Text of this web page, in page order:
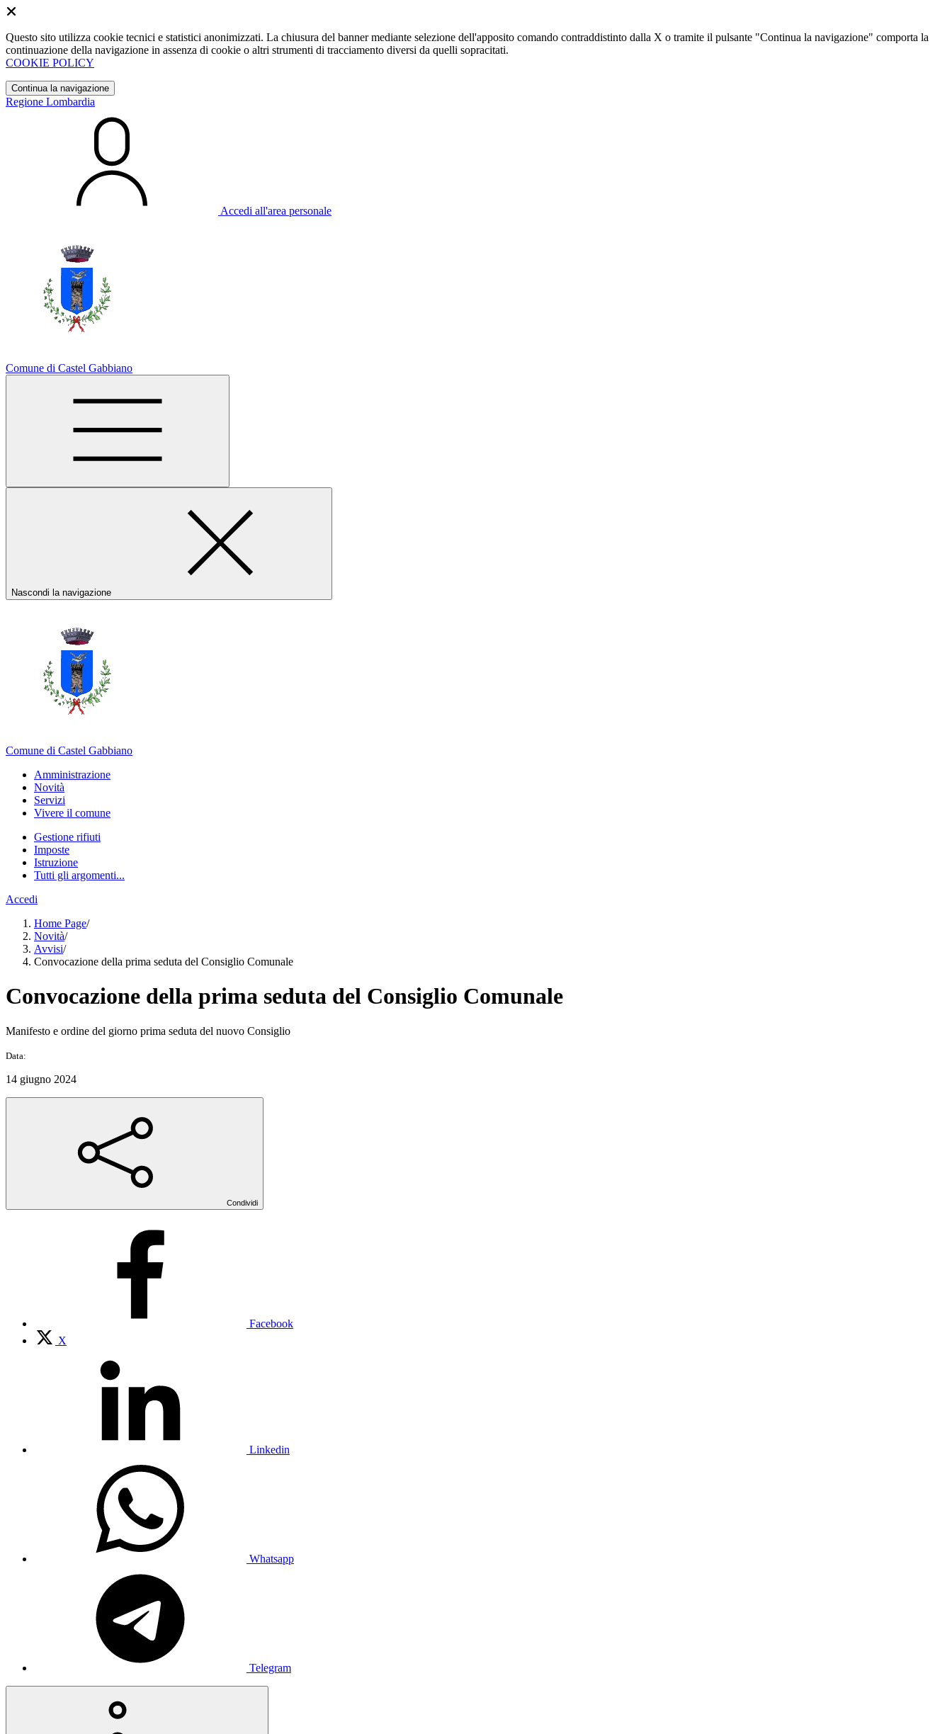
Questo sito utilizza cookie tecnici e statistici anonimizzati. La chiusura del banner mediante selezione dell'apposito comando contraddistinto dalla X o tramite il pulsante "Continua la navigazione" comporta la
continuazione della navigazione in assenza di cookie o altri strumenti di tracciamento diversi da quelli sopracitati.
COOKIE POLICY
Continua la navigazione
Regione Lombardia
Accedi all'area personale
Comune di Castel Gabbiano
Nascondi la navigazione
Comune di Castel Gabbiano
Amministrazione
Novità
Servizi
Vivere il comune
Gestione rifiuti
Imposte
Istruzione
Tutti gli argomenti...
Accedi
Home Page/
Novità/
Avvisi/
Convocazione della prima seduta del Consiglio Comunale
Convocazione della prima seduta del Consiglio Comunale
Manifesto e ordine del giorno prima seduta del nuovo Consiglio
Data:
14 giugno 2024
Condividi
Facebook
X
Linkedin
Whatsapp
Telegram